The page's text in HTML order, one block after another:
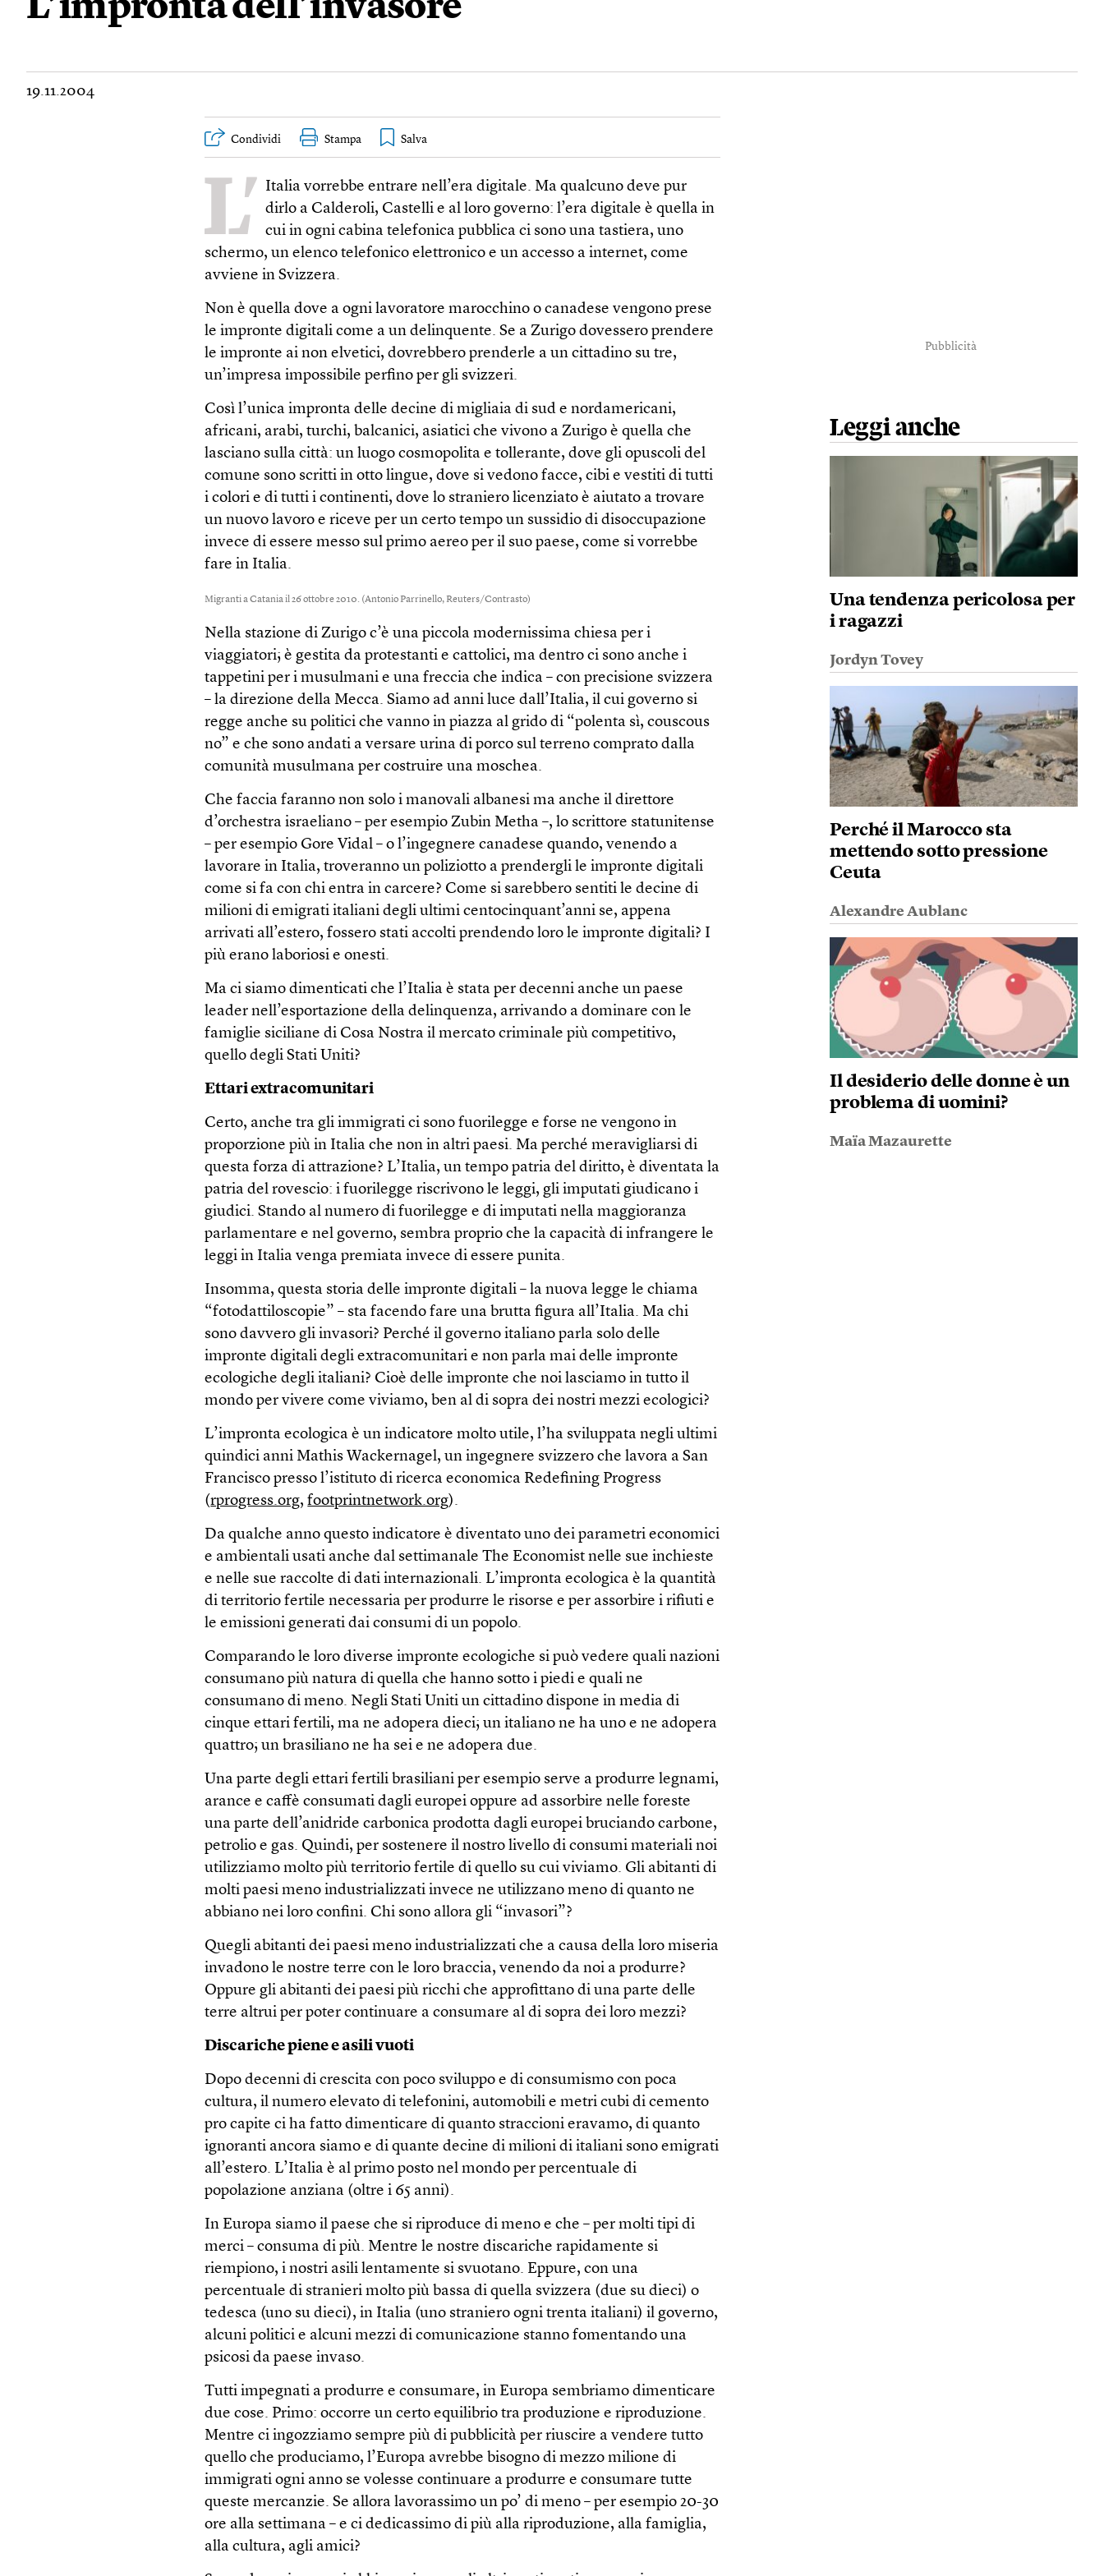
L’impronta dell’invasore
19.11.2004
Condividi Stampa
L’ Italia vorrebbe entrare nell’era digitale. Ma qualcuno deve pur
dirlo a Calderoli, Castelli e al loro governo: l’era digitale è quella in
cui in ogni cabina telefonica pubblica ci sono una tastiera, uno
schermo, un elenco telefonico elettronico e un accesso a internet, come
avviene in Svizzera.
Non è quella dove a ogni lavoratore marocchino o canadese vengono prese
le impronte digitali come a un delinquente. Se a Zurigo dovessero prendere
le impronte ai non elvetici, dovrebbero prenderle a un cittadino su tre,
un’impresa impossibile perfino per gli svizzeri.
Così l’unica impronta delle decine di migliaia di sud e nordamericani,
africani, arabi, turchi, balcanici, asiatici che vivono a Zurigo è quella che
lasciano sulla città: un luogo cosmopolita e tollerante, dove gli opuscoli del
comune sono scritti in otto lingue, dove si vedono facce, cibi e vestiti di tutti
i colori e di tutti i continenti, dove lo straniero licenziato è aiutato a trovare
un nuovo lavoro e riceve per un certo tempo un sussidio di disoccupazione
invece di essere messo sul primo aereo per il suo paese, come si vorrebbe
fare in Italia.
Migranti a Catania il 26 ottobre 2010. (Antonio Parrinello, Reuters/Contrasto)
Nella stazione di Zurigo c’è una piccola modernissima chiesa per i
viaggiatori; è gestita da protestanti e cattolici, ma dentro ci sono anche i
tappetini per i musulmani e una freccia che indica – con precisione svizzera
– la direzione della Mecca. Siamo ad anni luce dall’Italia, il cui governo si
regge anche su politici che vanno in piazza al grido di “polenta sì, couscous
no” e che sono andati a versare urina di porco sul terreno comprato dalla
comunità musulmana per costruire una moschea.
Che faccia faranno non solo i manovali albanesi ma anche il direttore
d’orchestra israeliano – per esempio Zubin Metha –, lo scrittore statunitense
– per esempio Gore Vidal – o l’ingegnere canadese quando, venendo a
lavorare in Italia, troveranno un poliziotto a prendergli le impronte digitali
come si fa con chi entra in carcere? Come si sarebbero sentiti le decine di
milioni di emigrati italiani degli ultimi centocinquant’anni se, appena
arrivati all’estero, fossero stati accolti prendendo loro le impronte digitali? I
più erano laboriosi e onesti.
Ma ci siamo dimenticati che l’Italia è stata per decenni anche un paese
leader nell’esportazione della delinquenza, arrivando a dominare con le
famiglie siciliane di Cosa Nostra il mercato criminale più competitivo,
quello degli Stati Uniti?
Ettari extracomunitari
Certo, anche tra gli immigrati ci sono fuorilegge e forse ne vengono in
proporzione più in Italia che non in altri paesi. Ma perché meravigliarsi di
questa forza di attrazione? L’Italia, un tempo patria del diritto, è diventata la
patria del rovescio: i fuorilegge riscrivono le leggi, gli imputati giudicano i
giudici. Stando al numero di fuorilegge e di imputati nella maggioranza
parlamentare e nel governo, sembra proprio che la capacità di infrangere le
leggi in Italia venga premiata invece di essere punita.
Insomma, questa storia delle impronte digitali – la nuova legge le chiama
“fotodattiloscopie” – sta facendo fare una brutta figura all’Italia. Ma chi
sono davvero gli invasori? Perché il governo italiano parla solo delle
impronte digitali degli extracomunitari e non parla mai delle impronte
ecologiche degli italiani? Cioè delle impronte che noi lasciamo in tutto il
mondo per vivere come viviamo, ben al di sopra dei nostri mezzi ecologici?
L’impronta ecologica è un indicatore molto utile, l’ha sviluppata negli ultimi
quindici anni Mathis Wackernagel, un ingegnere svizzero che lavora a San
Francisco presso l’istituto di ricerca economica Redefining Progress
(rprogress.org,footprintnetwork.org).
Da qualche anno questo indicatore è diventato uno dei parametri economici
e ambientali usati anche dal settimanale The Economist nelle sue inchieste
e nelle sue raccolte di dati internazionali. L’impronta ecologica è la quantità
di territorio fertile necessaria per produrre le risorse e per assorbire i rifiuti e
le emissioni generati dai consumi di un popolo.
Comparando le loro diverse impronte ecologiche si può vedere quali nazioni
consumano più natura di quella che hanno sotto i piedi e quali ne
consumano di meno. Negli Stati Uniti un cittadino dispone in media di
cinque ettari fertili, ma ne adopera dieci; un italiano ne ha uno e ne adopera
quattro; un brasiliano ne ha sei e ne adopera due.
Una parte degli ettari fertili brasiliani per esempio serve a produrre legnami,
arance e caffè consumati dagli europei oppure ad assorbire nelle foreste
una parte dell’anidride carbonica prodotta dagli europei bruciando carbone,
petrolio e gas. Quindi, per sostenere il nostro livello di consumi materiali noi
utilizziamo molto più territorio fertile di quello su cui viviamo. Gli abitanti di
molti paesi meno industrializzati invece ne utilizzano meno di quanto ne
abbiano nei loro confini. Chi sono allora gli “invasori”?
Quegli abitanti dei paesi meno industrializzati che a causa della loro miseria
invadono le nostre terre con le loro braccia, venendo da noi a produrre?
Oppure gli abitanti dei paesi più ricchi che approfittano di una parte delle
terre altrui per poter continuare a consumare al di sopra dei loro mezzi?
Discariche piene e asili vuoti
Dopo decenni di crescita con poco sviluppo e di consumismo con poca
cultura, il numero elevato di telefonini, automobili e metri cubi di cemento
pro capite ci ha fatto dimenticare di quanto straccioni eravamo, di quanto
ignoranti ancora siamo e di quante decine di milioni di italiani sono emigrati
all’estero. L’Italia è al primo posto nel mondo per percentuale di
popolazione anziana (oltre i 65 anni).
In Europa siamo il paese che si riproduce di meno e che – per molti tipi di
merci – consuma di più. Mentre le nostre discariche rapidamente si
riempiono, i nostri asili lentamente si svuotano. Eppure, con una
percentuale di stranieri molto più bassa di quella svizzera (due su dieci) o
tedesca (uno su dieci), in Italia (uno straniero ogni trenta italiani) il governo,
alcuni politici e alcuni mezzi di comunicazione stanno fomentando una
psicosi da paese invaso.
Tutti impegnati a produrre e consumare, in Europa sembriamo dimenticare
due cose. Primo: occorre un certo equilibrio tra produzione e riproduzione.
Mentre ci ingozziamo sempre più di pubblicità per riuscire a vendere tutto
quello che produciamo, l’Europa avrebbe bisogno di mezzo milione di
immigrati ogni anno se volesse continuare a produrre e consumare tutte
queste mercanzie. Se allora lavorassimo un po’ di meno – per esempio 20-30
ore alla settimana – e ci dedicassimo di più alla riproduzione, alla famiglia,
alla cultura, agli amici?
Pubblicità
Leggi anche
Una tendenza pericolosa per
i ragazzi
Jordyn Tovey
Perché il Marocco sta
mettendo sotto pressione
Ceuta
Alexandre Aublanc
Il desiderio delle donne è un
problema di uomini?
Maïa Mazaurette